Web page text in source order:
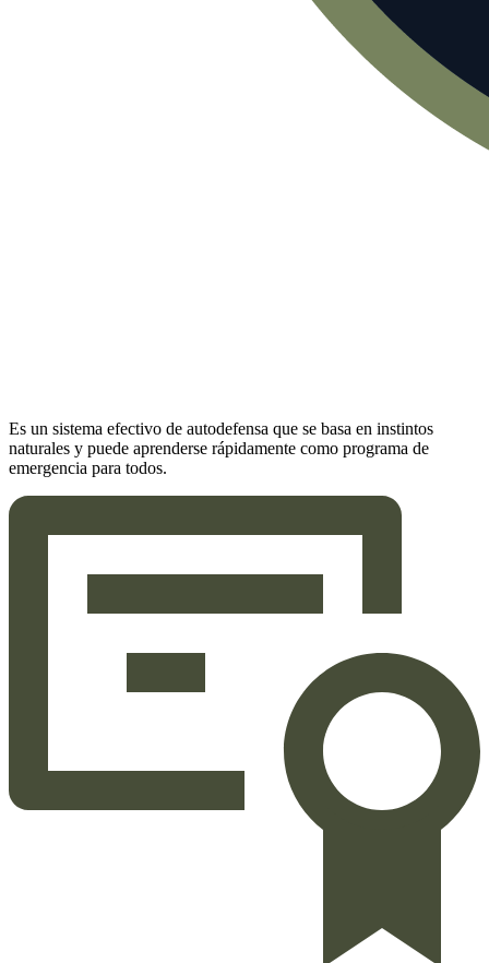
Es un sistema efectivo de autodefensa que se basa en instintos
naturales y puede aprenderse rápidamente como programa de
emergencia para todos.